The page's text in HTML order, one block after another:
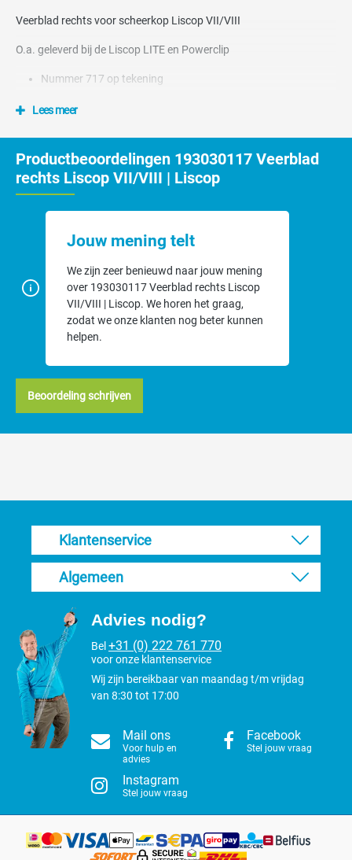
Veerblad rechts voor scheerkop Liscop VII/VIII
O.a. geleverd bij de Liscop LITE en Powerclip
Nummer 717 op tekening
Lees meer
Productbeoordelingen 193030117 Veerblad
rechts Liscop VII/VIII | Liscop
Jouw mening telt
We zijn zeer benieuwd naar jouw mening
over 193030117 Veerblad rechts Liscop
VII/VIII | Liscop. We horen het graag,
zodat we onze klanten nog beter kunnen
helpen.
Beoordeling schrijven
Klantenservice
Algemeen
Advies nodig?
Bel+31 (0) 222 761 770
voor onze klantenservice
Wij zijn bereikbaar van maandag t/m vrijdag
van 8:30 tot 17:00
Mail ons
Voor hulp en
advies
Facebook
Stel jouw vraag
Instagram
Stel jouw vraag